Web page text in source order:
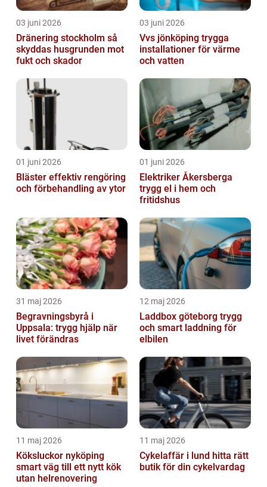
03 juni 2026
Dränering stockholm så
skyddas husgrunden mot
fukt och skador
03 juni 2026
Vvs jönköping trygga
installationer för värme
och vatten
01 juni 2026
Bläster effektiv rengöring
och förbehandling av ytor
01 juni 2026
Elektriker Åkersberga
trygg el i hem och
fritidshus
31 maj 2026
Begravningsbyrå i
Uppsala: trygg hjälp när
livet förändras
12 maj 2026
Laddbox göteborg trygg
och smart laddning för
elbilen
11 maj 2026
Köksluckor nyköping
smart väg till ett nytt kök
utan helrenovering
11 maj 2026
Cykelaffär i lund hitta rätt
butik för din cykelvardag